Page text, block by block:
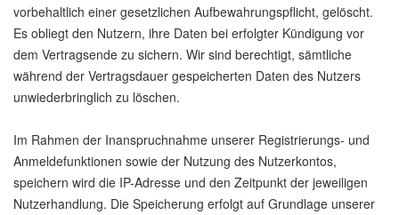
vorbehaltlich einer gesetzlichen Aufbewahrungspflicht, gelöscht.
Es obliegt den Nutzern, ihre Daten bei erfolgter Kündigung vor
dem Vertragsende zu sichern. Wir sind berechtigt, sämtliche
während der Vertragsdauer gespeicherten Daten des Nutzers
unwiederbringlich zu löschen.
Im Rahmen der Inanspruchnahme unserer Registrierungs- und
Anmeldefunktionen sowie der Nutzung des Nutzerkontos,
speichern wird die IP-Adresse und den Zeitpunkt der jeweiligen
Nutzerhandlung. Die Speicherung erfolgt auf Grundlage unserer